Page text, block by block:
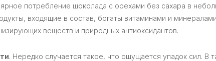
потребление шоколада с орехами без сахара в
входящие в состав, богаты витаминами и
веществ и природных антиоксидантов.
. Нередко случается такое, что ощущается упадок сил. В